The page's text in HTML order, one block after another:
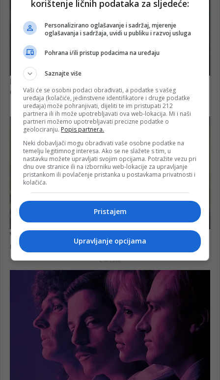
korištenje ličnih podataka za sljedeće:
Personalizirano oglašavanje i sadržaj, mjerenje
oglašavanja i sadržaja, uvidi u publiku i razvoj usluga
Pohrana i/ili pristup podacima na uređaju
Saznajte više
Vaši će se osobni podaci obrađivati, a podatke s vašeg
uređaja (kolačiće, jedinstvene identifikatore i druge podatke
uređaja) može pohranjivati, dijeliti te im pristupati 212
partnera ili ih može upotrebljavati ova web-lokacija. Mi i naši
partneri možemo upotrebljavati precizne podatke o
geolociranju. Popis partnera.
Neki dobavljači mogu obrađivati vaše osobne podatke na
temelju legitimnog interesa. Ako se ne slažete s tim, u
nastavku možete upravljati svojim opcijama. Potražite vezu pri
dnu ove stranice ili na izborniku web-lokacije za upravljanje
pristankom ili povlačenje pristanka u postavkama privatnosti i
kolačića.
Pristajem
Upravljanje opcijama